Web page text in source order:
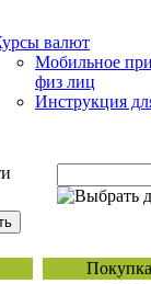
валют
Мобильное
физ лиц
Инструкция